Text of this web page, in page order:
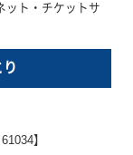
ット・チケットサ
】